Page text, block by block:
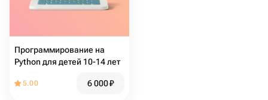
Программирование на
Python для детей 10-14 лет
5.00 6 000₽